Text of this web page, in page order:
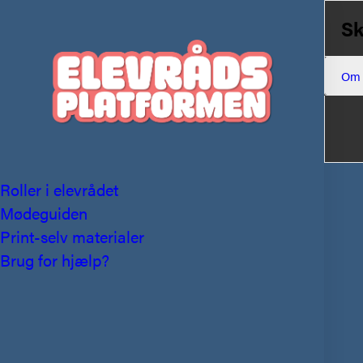
Roller i elevrådet
Mødeguiden
Print-selv materialer
Brug for hjælp?
Om